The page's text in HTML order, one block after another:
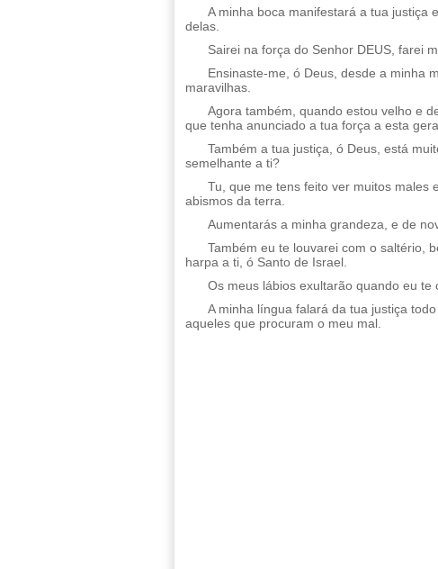
A minha boca manifestará a tua justiça
delas.
Sairei na força do Senhor DEUS, farei
Ensinaste-me, ó Deus, desde a minha
maravilhas.
Agora também, quando estou velho e
que tenha anunciado a tua força a esta
Também a tua justiça, ó Deus, está
semelhante a ti?
Tu, que me tens feito ver muitos males
abismos da terra.
Aumentarás a minha grandeza, e de
Também eu te louvarei com o saltério,
harpa a ti, ó Santo de Israel.
Os meus lábios exultarão quando eu te
A minha língua falará da tua justiça
aqueles que procuram o meu mal.